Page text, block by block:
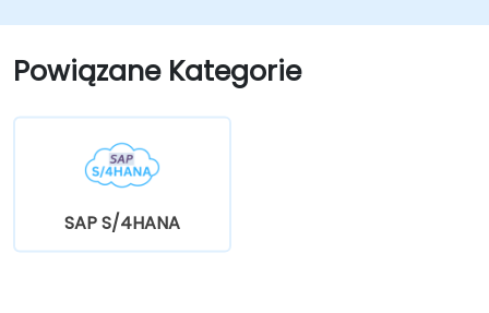
Powiązane Kategorie
SAP S/4HANA